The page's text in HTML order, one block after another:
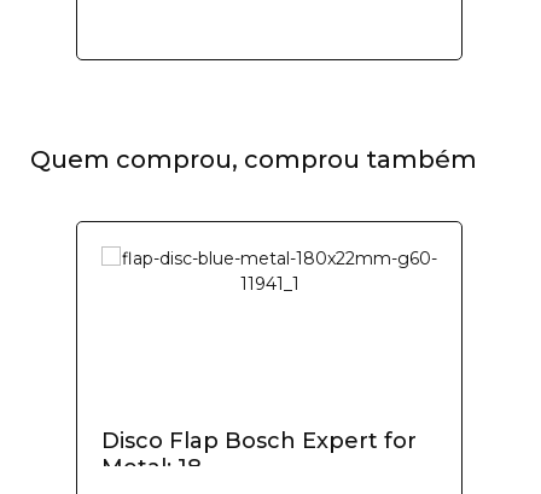
Quem comprou, comprou também
Disco Flap Bosch Expert for
Metal; 18...